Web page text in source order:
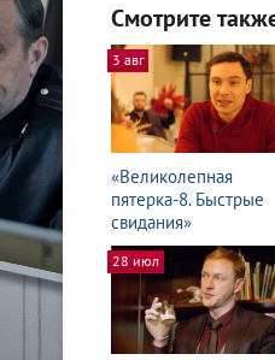
Смотрите
3 авг
«Великолепная
пятерка-8. Быстрые
свидания»
28 июл